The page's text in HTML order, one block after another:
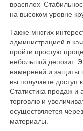
врасплох.
на высоком уровне
Также многих
администрацией в
пройти простую
небольшой депозит.
намерений и защиты
вы получаете доступ
Статистика продаж и
торговлю и
осуществляется
материалы.